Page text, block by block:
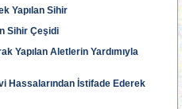
Yapılan Sihir
Sihir Çeşidi
Yapılan Aletlerin Yardımıyla
Hassalarından İstifade Ederek